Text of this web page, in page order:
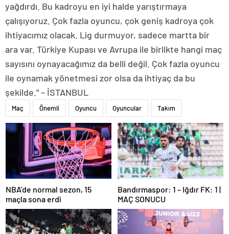
yağdırdı. Bu kadroyu en iyi halde yarıştırmaya
çalışıyoruz. Çok fazla oyuncu, çok geniş kadroya çok
ihtiyacımız olacak. Lig durmuyor, sadece martta bir
ara var. Türkiye Kupası ve Avrupa ile birlikte hangi maç
sayısını oynayacağımız da belli değil. Çok fazla oyuncu
ile oynamak yönetmesi zor olsa da ihtiyaç da bu
şekilde.” – İSTANBUL
Maç Önemli Oyuncu Oyuncular Takım
NBA’de normal sezon, 15
maçla sona erdi
Bandırmaspor: 1 – Iğdır FK: 1 |
MAÇ SONUCU